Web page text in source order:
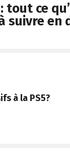
tout ce
suivre en
à la PS5?